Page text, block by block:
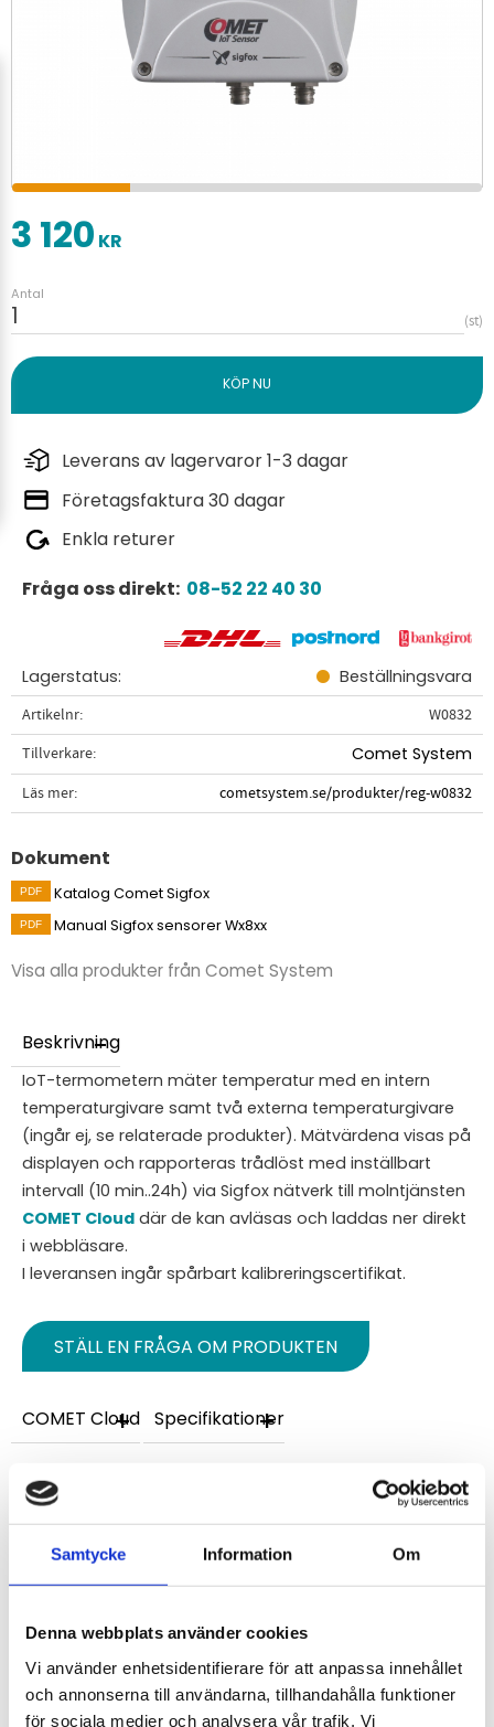
Samtycke Information Om
Denna webbplats använder cookies
Vi använder enhetsidentifierare för att anpassa innehållet
och annonserna till användarna, tillhandahålla funktioner
för sociala medier och analysera vår trafik. Vi
3 120 KR
Antal
st
Leverans av lagervaror 1-3 dagar
Företagsfaktura 30 dagar
Enkla returer
Fråga oss direkt: 08-52 22 40 30
Lagerstatus Beställningsvara
Artikelnr
W0832
Tillverkare
Comet System
Läs mer cometsystem.se/produkter/reg-w0832
Dokument
Katalog Comet Sigfox
Manual Sigfox sensorer Wx8xx
Visa alla produkter från Comet System
Beskrivning
IoT-termometern mäter temperatur med en intern
temperaturgivare samt två externa temperaturgivare
(ingår ej, se relaterade produkter). Mätvärdena visas på
displayen och rapporteras trådlöst med inställbart
intervall (10 min..24h) via Sigfox nätverk till molntjänsten
COMET Cloud där de kan avläsas och laddas ner direkt
i webbläsare.
I leveransen ingår spårbart kalibreringscertifikat.
STÄLL EN FRÅGA OM PRODUKTEN
COMET Cloud Specifikationer
Omdömen